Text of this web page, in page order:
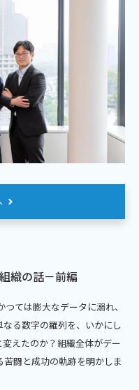
織の話－前編
ては膨大なデータに溺れ、
る数字の羅列を、いかにし
えたのか？組織全体がデー
闘と成功の軌跡を明かしま